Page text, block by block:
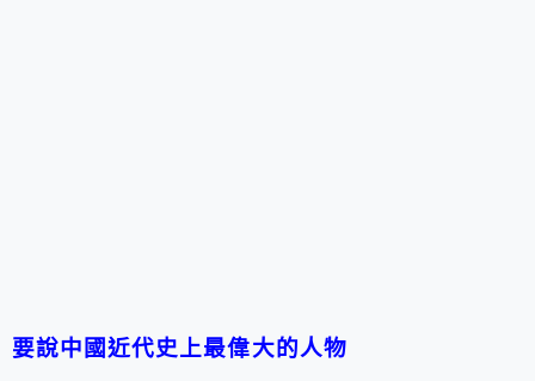
要說中國近代史上最偉大的人物